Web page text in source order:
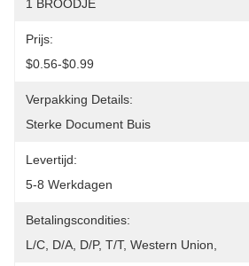
1 BROODJE
Prijs:
$0.56-$0.99
Verpakking Details:
Sterke Document Buis
Levertijd:
5-8 Werkdagen
Betalingscondities:
L/C, D/A, D/P, T/T, Western Union,